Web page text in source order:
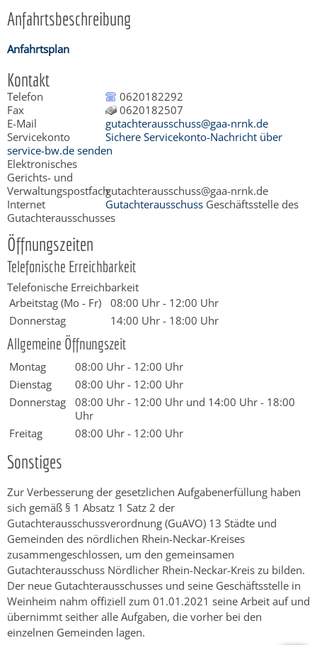
Anfahrtsbeschreibung
Anfahrtsplan
Kontakt
Telefon
0620182292
Fax
0620182507
E-Mail
gutachterausschuss@gaa-nrnk.de
Servicekonto
Sichere Servicekonto-Nachricht über
service-bw.de senden
Elektronisches
Gerichts- und
Verwaltungspostfachgutachterausschuss@gaa-nrnk.de
Internet
Gutachterausschuss Geschäftsstelle des
Gutachterausschusses
Öffnungszeiten
Telefonische Erreichbarkeit
Telefonische Erreichbarkeit
Arbeitstag (Mo - Fr)
08:00 Uhr - 12:00 Uhr
Donnerstag
14:00 Uhr - 18:00 Uhr
Allgemeine Öffnungszeit
Montag 08:00 Uhr - 12:00 Uhr
Dienstag
08:00 Uhr - 12:00 Uhr
Donnerstag
08:00 Uhr - 12:00 Uhr und 14:00 Uhr - 18:00
Uhr
Freitag
08:00 Uhr - 12:00 Uhr
Sonstiges
Zur Verbesserung der gesetzlichen Aufgabenerfüllung haben
sich gemäß § 1 Absatz 1 Satz 2 der
Gutachterausschussverordnung (GuAVO) 13 Städte und
Gemeinden des nördlichen Rhein-Neckar-Kreises
zusammengeschlossen, um den gemeinsamen
Gutachterausschuss Nördlicher Rhein-Neckar-Kreis zu bilden.
Der neue Gutachterausschusses und seine Geschäftsstelle in
Weinheim nahm offiziell zum 01.01.2021 seine Arbeit auf und
übernimmt seither alle Aufgaben, die vorher bei den
einzelnen Gemeinden lagen.